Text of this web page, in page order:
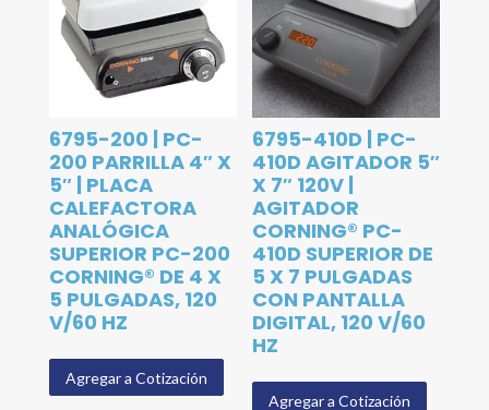
6795-200 | PC-
200 PARRILLA 4″ X
5″ | PLACA
CALEFACTORA
ANALÓGICA
SUPERIOR PC-200
CORNING® DE 4 X
5 PULGADAS, 120
V/60 HZ
Agregar a Cotización
6795-410D | PC-
410D AGITADOR 5″
X 7″ 120V |
AGITADOR
CORNING® PC-
410D SUPERIOR DE
5 X 7 PULGADAS
CON PANTALLA
DIGITAL, 120 V/60
HZ
Agregar a Cotización